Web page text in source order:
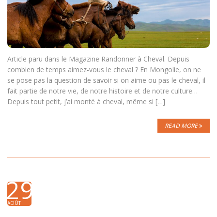
Article paru dans le Magazine Randonner à Cheval. Depuis
combien de temps aimez-vous le cheval ? En Mongolie, on ne
se pose pas la question de savoir si on aime ou pas le cheval, il
fait partie de notre vie, de notre histoire et de notre culture…
Depuis tout petit, j’ai monté à cheval, même si […]
READ MORE
29
AOÛT